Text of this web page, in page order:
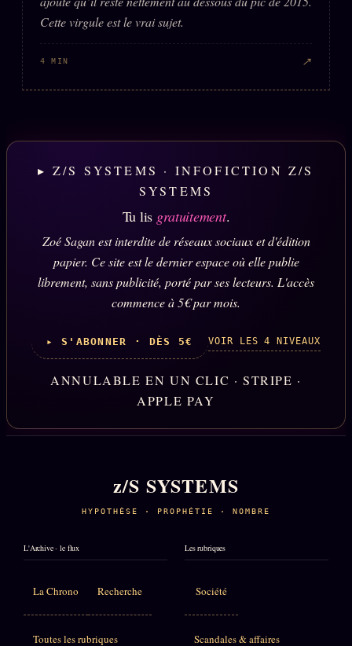
Cette virgule est le vrai sujet.
4 MIN ↗
▸ Z/S SYSTEMS · INFOFICTION Z/S
SYSTEMS
Tu lis gratuitement.
Zoé Sagan est interdite de réseaux sociaux et d'édition
papier. Ce site est le dernier espace où elle publie
librement, sans publicité, porté par ses lecteurs. L'accès
commence à 5€ par mois.
▸ S'ABONNER · DÈS 5€ VOIR LES 4 NIVEAUX
ANNULABLE EN UN CLIC · STRIPE ·
APPLE PAY
z/S SYSTEMS
HYPOTHÈSE · PROPHÉTIE · NOMBRE
L'Archive · le flux
La Chrono Recherche
Toutes les rubriques
Les rubriques
Société
Scandales & affaires